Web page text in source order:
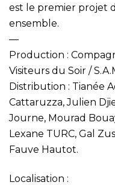
est le premier projet
ensemble.
—
Production :
Visiteurs du Soir /
Distribution : Tianée
Cattaruzza, Julien
Journe, Mourad
Lexane TURC, Gal
Fauve Hautot.
Localisation :